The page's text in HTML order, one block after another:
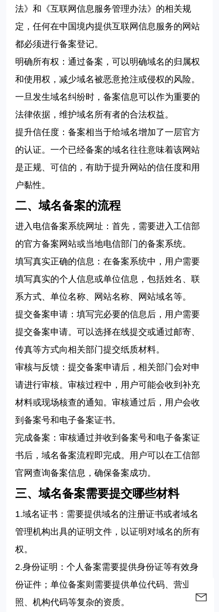
法》和《互联网信息服务管理办法》的相关规
定，任何在中国境内提供互联网信息服务的网站
都必须进行备案登记。
明确所有权：通过备案，可以明确域名的归属权
和使用权，减少域名被恶意抢注或侵权的风险。
一旦发生域名纠纷时，备案信息可以作为重要的
法律依据，维护域名所有者的合法权益。
提升信任度：备案相当于给域名增加了一层官方
的认证。一个已经备案的域名往往意味着该网站
是正规、可信的，有助于提升网站的信任度和用
户黏性。
二、域名备案的流程
‌进入电信备案系统网址‌：首先，需要进入工信部
的官方备案网站或当地电信部门的备案系统。
‌填写真实正确的信息‌：在备案系统中，用户需要
填写真实的个人信息或单位信息，包括姓名、联
系方式、单位名称、网站名称、网站域名等。
‌提交备案申请‌：填写完必要的信息后，用户需要
提交备案申请。可以选择在线提交或通过邮寄、
传真等方式向相关部门提交纸质材料。
‌审核与反馈‌：提交备案申请后，相关部门会对申
请进行审核。审核过程中，用户可能会收到补充
材料或现场核查的通知。审核通过后，用户会收
到备案号和电子备案证书。
‌完成备案‌：审核通过并收到备案号和电子备案证
书后，域名备案流程即完成。用户可以在工信部
官网查询备案信息，确保备案成功。
三、域名备案需要提交哪些材料
1.域名证书：需要提供域名的注册证书或者域名
管理机构出具的证明文件，以证明对域名的所有
权。
2.身份证明：个人备案需要提供身份证等有效身
份证件；单位备案则需要提供单位代码、营业执
照、机构代码等复杂的资质。